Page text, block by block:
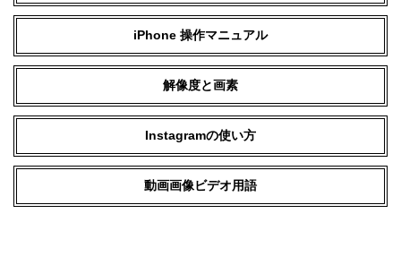
iPhone 操作マニュアル
解像度と画素
Instagramの使い方
動画画像ビデオ用語